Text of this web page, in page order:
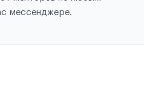
мессенджере.